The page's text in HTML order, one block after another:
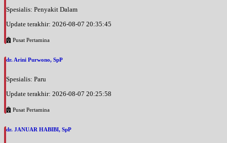
Spesialis: Penyakit Dalam
Update terakhir: 2026-08-07 20:35:45
Pusat Pertamina
dr. Arini Purwono, SpP
Spesialis: Paru
Update terakhir: 2026-08-07 20:25:58
Pusat Pertamina
dr. JANUAR HABIBI, SpP